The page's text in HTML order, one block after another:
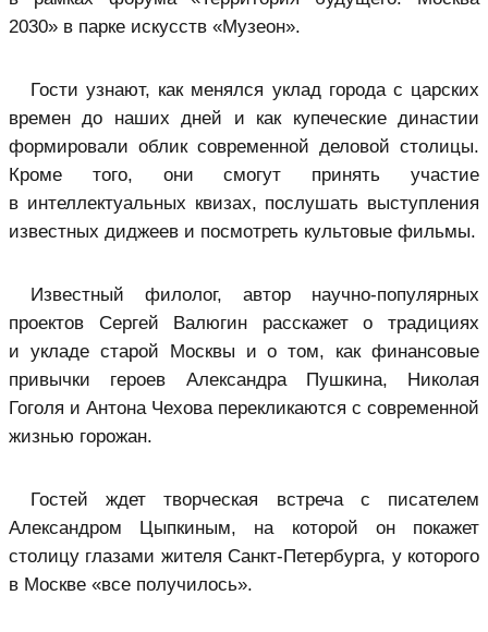
2030» в парке искусств «Музеон».
Гости узнают, как менялся уклад города с царских
времен до наших дней и как купеческие династии
формировали облик современной деловой столицы.
Кроме того, они смогут принять участие
в интеллектуальных квизах, послушать выступления
известных диджеев и посмотреть культовые фильмы.
Известный филолог, автор научно-популярных
проектов Сергей Валюгин расскажет о традициях
и укладе старой Москвы и о том, как финансовые
привычки героев Александра Пушкина, Николая
Гоголя и Антона Чехова перекликаются с современной
жизнью горожан.
Гостей ждет творческая встреча с писателем
Александром Цыпкиным, на которой он покажет
столицу глазами жителя Санкт-Петербурга, у которого
в Москве «все получилось».